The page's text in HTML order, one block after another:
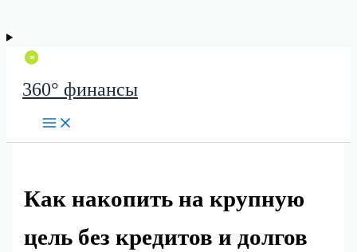
360° финансы
Как накопить на крупную
цель без кредитов и долгов